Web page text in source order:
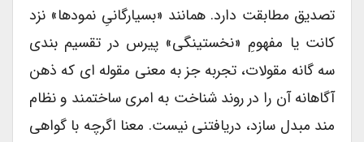
تصدیق مطابقت دارد. همانند «بسیارگانیِ نمودها» نزد
کانت یا مفهومِ «نخستینگی» پیرس در تقسیم بندی
سه گانه مقولات، تجربه جز به معنی مقوله ای که ذهن
آگاهانه آن را در روند شناخت به امری ساختمند و نظام
مند مبدل سازد، دریافتنی نیست. معنا اگرچه با گواهی